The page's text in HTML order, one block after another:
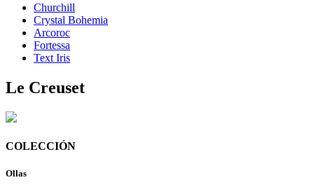
Churchill
Crystal Bohemia
Arcoroc
Fortessa
Text Iris
Le Creuset
COLECCIÓN
Ollas